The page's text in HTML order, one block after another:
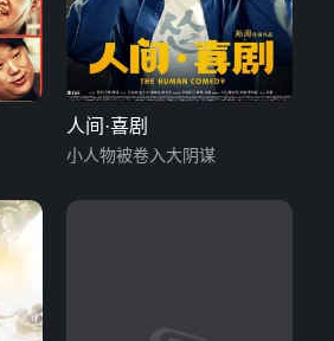
人间·喜剧
小人物被卷入大阴谋